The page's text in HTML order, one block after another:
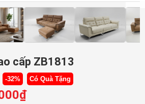
▼
cấp ZB1813
-32% Có Quà Tặng
₫